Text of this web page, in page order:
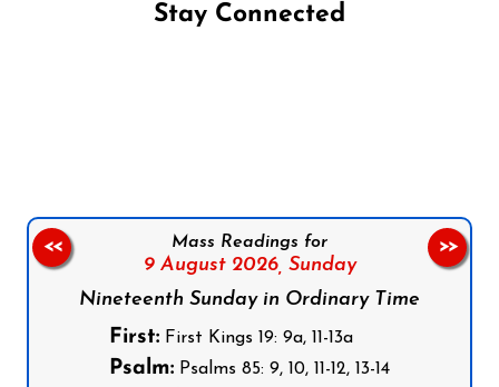
Stay Connected
Mass Readings for
9 August 2026, Sunday
Nineteenth Sunday in Ordinary Time
First: First Kings 19: 9a, 11-13a
Psalm: Psalms 85: 9, 10, 11-12, 13-14
<< >>